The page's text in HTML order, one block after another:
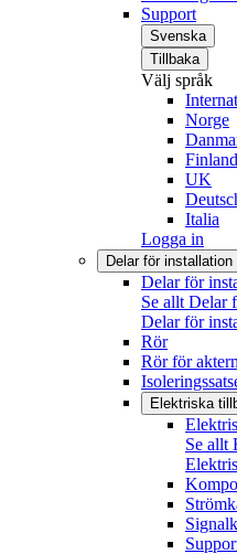
Support
Svenska
Tillbaka
Välj språk
Norge
Finland
UK
Italia
Logga in
Delar för installation
Delar för
Se allt Delar
Delar för
Rör
Rör för
Elektriska
Se allt